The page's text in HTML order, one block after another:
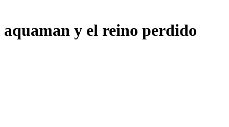
aquaman y el reino perdido